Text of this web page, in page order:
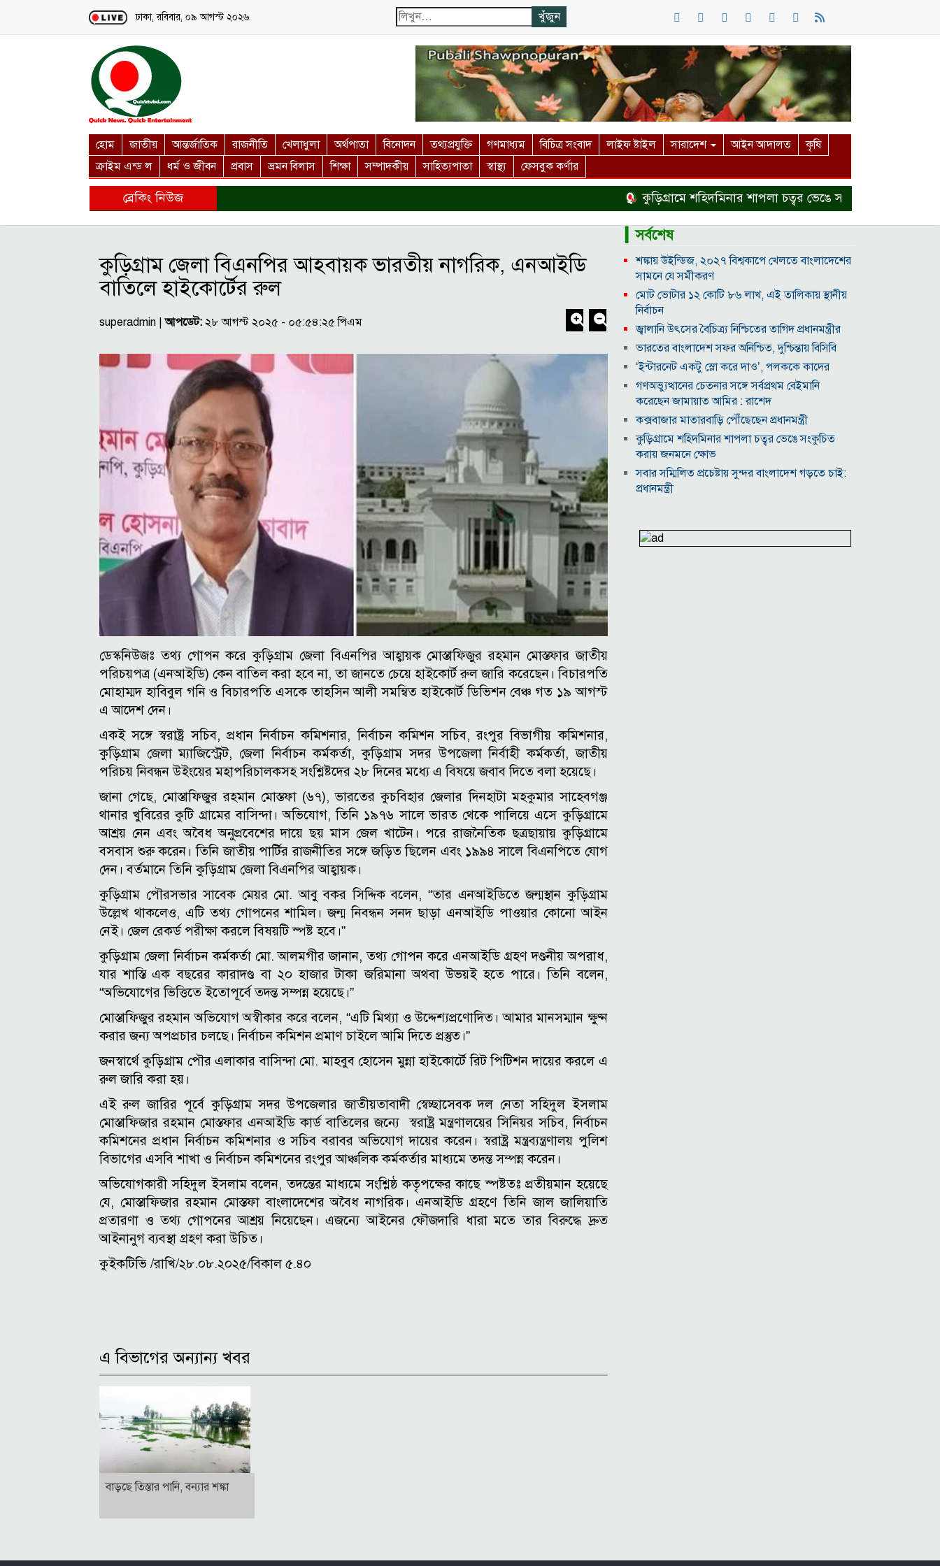
Loading...
ঢাকা, রবিবার, ০৯ আগস্ট ২০২৬
হোম জাতীয় আন্তর্জাতিক রাজনীতি খেলাধুলা অর্থপাতা বিনোদন তথ্যপ্রযুক্তি গণমাধ্যম বিচিত্র সংবাদ লাইফ ষ্টাইল সারাদেশ আইন আদালত
কৃষি
ক্রাইম এন্ড ল
ধর্ম ও জীবন প্রবাস ভ্রমন বিলাস শিক্ষা সম্পাদকীয় সাহিত্যপাতা স্বাস্থ্য ফেসবুক কর্ণার
ব্রেকিং নিউজ কুড়িগ্রামে শহিদমিনার শাপলা চত্বর ভেঙে সংকুচিত করায় জনমনে
কুড়িগ্রাম জেলা বিএনপির আহবায়ক ভারতীয় নাগরিক, এনআইডি
বাতিলে হাইকোর্টের রুল
superadmin |আপডেট: ২৮ আগস্ট ২০২৫ - ০৫:৫৪:২৫ পিএম
ডেস্কনিউজঃ তথ্য গোপন করে কুড়িগ্রাম জেলা বিএনপির আহ্বায়ক মোস্তাফিজুর রহমান মোস্তফার জাতীয়
পরিচয়পত্র (এনআইডি) কেন বাতিল করা হবে না, তা জানতে চেয়ে হাইকোর্ট রুল জারি করেছেন। বিচারপতি
মোহাম্মদ হাবিবুল গনি ও বিচারপতি এসকে তাহসিন আলী সমন্বিত হাইকোর্ট ডিভিশন বেঞ্চ গত ১৯ আগস্ট
এ আদেশ দেন।
একই সঙ্গে স্বরাষ্ট্র সচিব, প্রধান নির্বাচন কমিশনার, নির্বাচন কমিশন সচিব, রংপুর বিভাগীয় কমিশনার,
কুড়িগ্রাম জেলা ম্যাজিস্ট্রেট, জেলা নির্বাচন কর্মকর্তা, কুড়িগ্রাম সদর উপজেলা নির্বাহী কর্মকর্তা, জাতীয়
পরিচয় নিবন্ধন উইংয়ের মহাপরিচালকসহ সংশ্লিষ্টদের ২৮ দিনের মধ্যে এ বিষয়ে জবাব দিতে বলা হয়েছে।
জানা গেছে, মোস্তাফিজুর রহমান মোস্তফা (৬৭), ভারতের কুচবিহার জেলার দিনহাটা মহকুমার সাহেবগঞ্জ
থানার খুবিরের কুটি গ্রামের বাসিন্দা। অভিযোগ, তিনি ১৯৭৬ সালে ভারত থেকে পালিয়ে এসে কুড়িগ্রামে
আশ্রয় নেন এবং অবৈধ অনুপ্রবেশের দায়ে ছয় মাস জেল খাটেন। পরে রাজনৈতিক ছত্রছায়ায় কুড়িগ্রামে
বসবাস শুরু করেন। তিনি জাতীয় পার্টির রাজনীতির সঙ্গে জড়িত ছিলেন এবং ১৯৯৪ সালে বিএনপিতে যোগ
দেন। বর্তমানে তিনি কুড়িগ্রাম জেলা বিএনপির আহ্বায়ক।
কুড়িগ্রাম পৌরসভার সাবেক মেয়র মো. আবু বকর সিদ্দিক বলেন, “তার এনআইডিতে জন্মস্থান কুড়িগ্রাম
উল্লেখ থাকলেও, এটি তথ্য গোপনের শামিল। জন্ম নিবন্ধন সনদ ছাড়া এনআইডি পাওয়ার কোনো আইন
নেই। জেল রেকর্ড পরীক্ষা করলে বিষয়টি স্পষ্ট হবে।”
কুড়িগ্রাম জেলা নির্বাচন কর্মকর্তা মো. আলমগীর জানান, তথ্য গোপন করে এনআইডি গ্রহণ দণ্ডনীয় অপরাধ,
যার শাস্তি এক বছরের কারাদণ্ড বা ২০ হাজার টাকা জরিমানা অথবা উভয়ই হতে পারে। তিনি বলেন,
“অভিযোগের ভিত্তিতে ইতোপূর্বে তদন্ত সম্পন্ন হয়েছে।”
মোস্তাফিজুর রহমান অভিযোগ অস্বীকার করে বলেন, “এটি মিথ্যা ও উদ্দেশ্যপ্রণোদিত। আমার মানসম্মান ক্ষুণ্ন
করার জন্য অপপ্রচার চলছে। নির্বাচন কমিশন প্রমাণ চাইলে আমি দিতে প্রস্তুত।”
জনস্বার্থে কুড়িগ্রাম পৌর এলাকার বাসিন্দা মো. মাহবুব হোসেন মুন্না হাইকোর্টে রিট পিটিশন দায়ের করলে এ
রুল জারি করা হয়।
এই রুল জারির পূর্বে কুড়িগ্রাম সদর উপজেলার জাতীয়তাবাদী স্বেচ্ছাসেবক দল নেতা সহিদুল ইসলাম
মোস্তাফিজার রহমান মোস্তফার এনআইডি কার্ড বাতিলের জন্যে স্বরাষ্ট্র মন্ত্রণালয়ের সিনিয়র সচিব, নির্বাচন
কমিশনের প্রধান নির্বাচন কমিশনার ও সচিব বরাবর অভিযোগ দায়ের করেন। স্বরাষ্ট্র মন্ত্রব্যন্ত্রণালয় পুলিশ
বিভাগের এসবি শাখা ও নির্বাচন কমিশনের রংপুর আঞ্চলিক কর্মকর্তার মাধ্যমে তদন্ত সম্পন্ন করেন।
অভিযোগকারী সহিদুল ইসলাম বলেন, তদন্তের মাধ্যমে সংশ্লিষ্ঠ কতৃপক্ষের কাছে স্পষ্টতঃ প্রতীয়মান হয়েছে
যে, মোস্তাফিজার রহমান মোস্তফা বাংলাদেশের অবৈধ নাগরিক। এনআইডি গ্রহণে তিনি জাল জালিয়াতি
প্রতারণা ও তথ্য গোপনের আশ্রয় নিয়েছেন। এজন্যে আইনের ফৌজদারি ধারা মতে তার বিরুদ্ধে দ্রুত
আইনানুগ ব্যবস্থা গ্রহণ করা উচিত।
কুইকটিভি /রাখি/২৮.০৮.২০২৫/বিকাল ৫.৪০
এ বিভাগের অন্যান্য খবর
বাড়ছে তিস্তার পানি, বন্যার শঙ্কা
▎সর্বশেষ
শঙ্কায় উইন্ডিজ, ২০২৭ বিশ্বকাপে খেলতে বাংলাদেশের
সামনে যে সমীকরণ
মোট ভোটার ১২ কোটি ৮৬ লাখ, এই তালিকায় স্থানীয়
নির্বাচন
জ্বালানি উৎসের বৈচিত্র্য নিশ্চিতের তাগিদ প্রধানমন্ত্রীর
ভারতের বাংলাদেশ সফর অনিশ্চিত, দুশ্চিন্তায় বিসিবি
‘ইন্টারনেট একটু স্লো করে দাও’, পলককে কাদের
গণঅভ্যুত্থানের চেতনার সঙ্গে সর্বপ্রথম বেইমানি
করেছেন জামায়াত আমির : রাশেদ
কক্সবাজার মাতারবাড়ি পৌঁছেছেন প্রধানমন্ত্রী
কুড়িগ্রামে শহিদমিনার শাপলা চত্বর ভেঙে সংকুচিত
করায় জনমনে ক্ষোভ
সবার সম্মিলিত প্রচেষ্টায় সুন্দর বাংলাদেশ গড়তে চাই:
প্রধানমন্ত্রী
মক্কা প্রতিরক্ষা চুক্তি: মধ্যপ্রাচ্যে কি মার্কিন আধিপত্যের
বিদায় ঘণ্টা বাজল?